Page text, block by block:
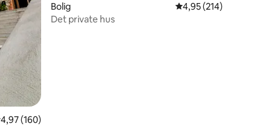
ud af 5 i gennemsnitlig bedømmelse, 160 omtaler
4,97 (160)
Bolig 4,95 ud af 5 i
4,95 (214)
Det private hus